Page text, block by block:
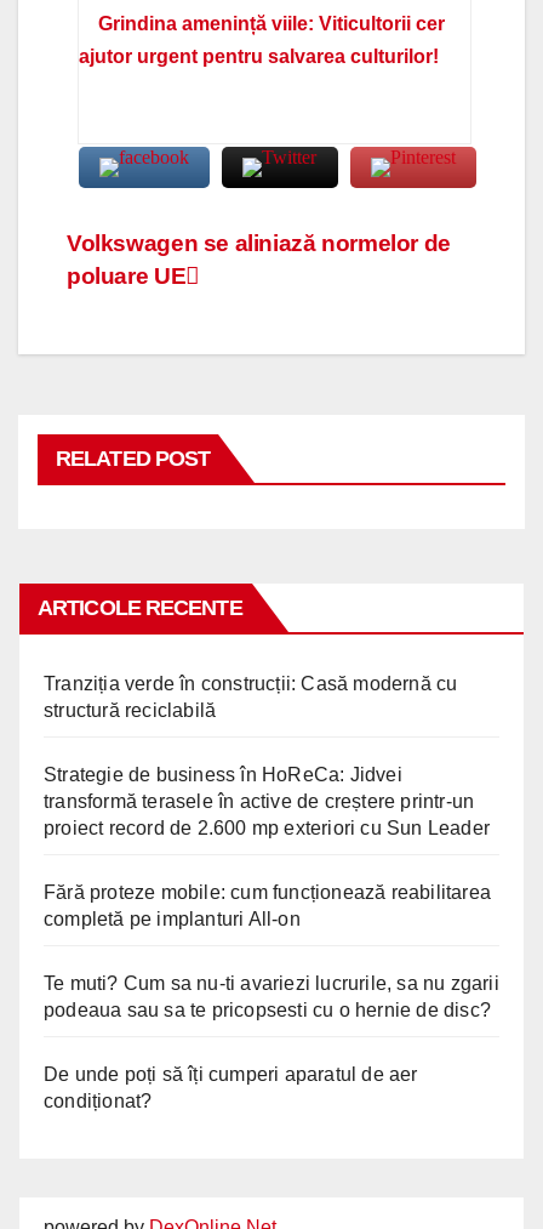
Grindina amenință viile: Viticultorii cer
ajutor urgent pentru salvarea culturilor!
Navigare
în
articole
Volkswagen se aliniază normelor de
poluare UE
RELATED POST
ARTICOLE RECENTE
Tranziția verde în construcții: Casă modernă cu
structură reciclabilă
Strategie de business în HoReCa: Jidvei
transformă terasele în active de creștere printr-un
proiect record de 2.600 mp exteriori cu Sun Leader
Fără proteze mobile: cum funcționează reabilitarea
completă pe implanturi All-on
Te muti? Cum sa nu-ti avariezi lucrurile, sa nu zgarii
podeaua sau sa te pricopsesti cu o hernie de disc?
De unde poți să îți cumperi aparatul de aer
condiționat?